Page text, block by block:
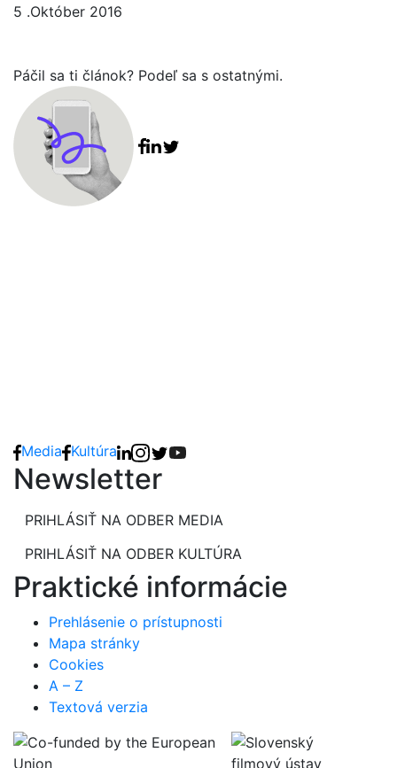
5 .Október 2016
Páčil sa ti článok? Podeľ sa s ostatnými.
Media Kultúra
Newsletter
PRIHLÁSIŤ NA ODBER MEDIA
PRIHLÁSIŤ NA ODBER KULTÚRA
Praktické informácie
Prehlásenie o prístupnosti
Mapa stránky
Cookies
A – Z
Textová verzia